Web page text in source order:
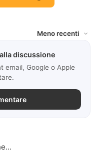
discussione
email, Google o Apple